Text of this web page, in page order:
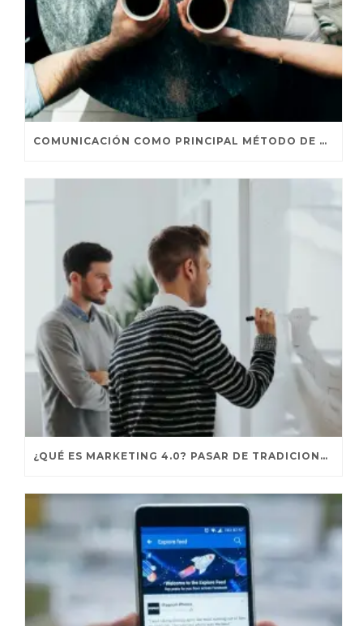
COMUNICACIÓN COMO PRINCIPAL MÉTODO DE PERSUASIÓN
¿QUÉ ES MARKETING 4.0? PASAR DE TRADICIONAL A DIGITAL